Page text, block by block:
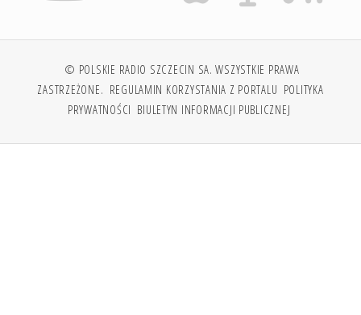
© POLSKIE RADIO SZCZECIN SA. WSZYSTKIE PRAWA
ZASTRZEŻONE. REGULAMIN KORZYSTANIA Z PORTALU POLITYKA
PRYWATNOŚCI BIULETYN INFORMACJI PUBLICZNEJ